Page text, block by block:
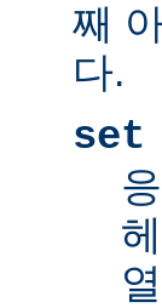
째
다.
set